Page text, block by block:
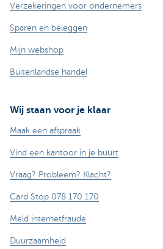
Verzekeringen voor ondernemers
Sparen en beleggen
Mijn webshop
Buitenlandse handel
Wij staan voor je klaar
Maak een afspraak
Vind een kantoor in je buurt
Vraag? Probleem? Klacht?
Card Stop 078 170 170
Meld internetfraude
Duurzaamheid